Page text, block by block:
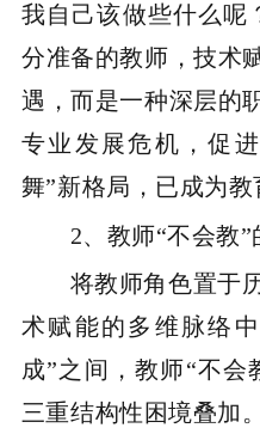
我自己该做些什么呢
分准备的教师，技术
遇，而是一种深层的
专业发展危机，促
舞”新格局，已成为教
2、 教师“不会教
将教师角色置于
术赋能的多维脉络
成”之间，教师“不
三重结构性困境叠加。